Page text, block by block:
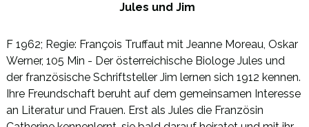
Jules und Jim
F 1962; Regie: François Truffaut mit Jeanne Moreau, Oskar
Werner, 105 Min - Der österreichische Biologe Jules und
der französische Schriftsteller Jim lernen sich 1912 kennen.
Ihre Freundschaft beruht auf dem gemeinsamen Interesse
an Literatur und Frauen. Erst als Jules die Französin